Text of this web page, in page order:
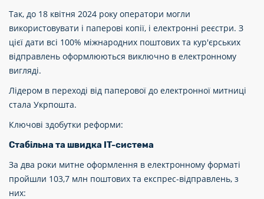
Так, до 18 квітня 2024 року оператори могли
використовувати і паперові копії, і електронні реєстри. З
цієї дати всі 100% міжнародних поштових та кур'єрських
відправлень оформлюються виключно в електронному
вигляді.
Лідером в переході від паперової до електронної митниці
стала Укрпошта.
Ключові здобутки реформи:
Стабільна та швидка IT-система
За два роки митне оформлення в електронному форматі
пройшли 103,7 млн поштових та експрес-відправлень, з
них: